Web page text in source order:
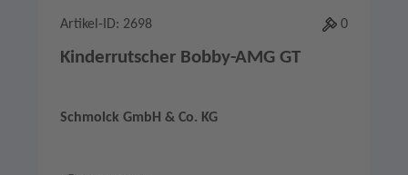
Artikel-ID: 2698 0
Kinderrutscher Bobby-AMG GT
Schmolck GmbH & Co. KG